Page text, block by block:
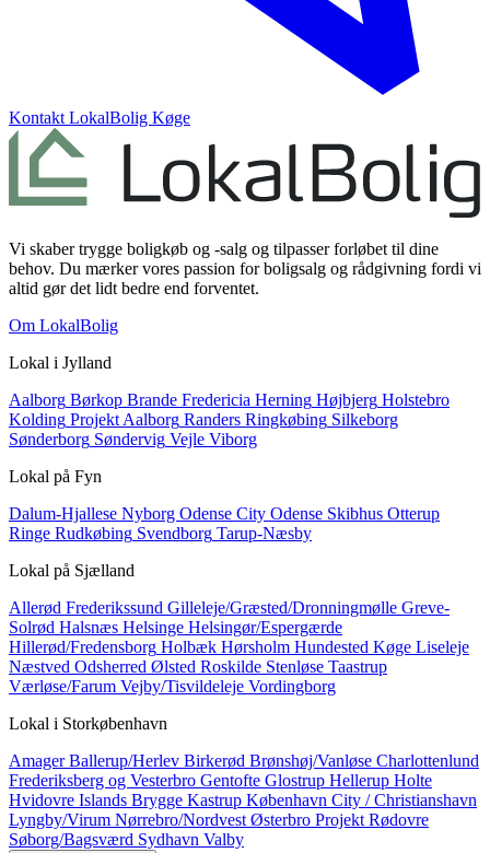
Kontakt LokalBolig Køge
Vi skaber trygge boligkøb og -salg og tilpasser forløbet til dine
behov. Du mærker vores passion for boligsalg og rådgivning fordi vi
altid gør det lidt bedre end forventet.
Om LokalBolig
Lokal i Jylland
Aalborg Børkop Brande Fredericia Herning Højbjerg Holstebro
Kolding Projekt Aalborg Randers Ringkøbing Silkeborg
Sønderborg Søndervig Vejle Viborg
Lokal på Fyn
Dalum-Hjallese Nyborg Odense City Odense Skibhus Otterup
Ringe Rudkøbing Svendborg Tarup-Næsby
Lokal på Sjælland
Allerød Frederikssund Gilleleje/Græsted/Dronningmølle Greve-
Solrød Halsnæs Helsinge Helsingør/Espergærde
Hillerød/Fredensborg Holbæk Hørsholm Hundested Køge Liseleje
Næstved Odsherred Ølsted Roskilde Stenløse Taastrup
Værløse/Farum Vejby/Tisvildeleje Vordingborg
Lokal i Storkøbenhavn
AmagerBallerup/Herlev Birkerød Brønshøj/Vanløse Charlottenlund
Frederiksberg og Vesterbro Gentofte Glostrup Hellerup Holte
Hvidovre Islands Brygge Kastrup København City / Christianshavn
Lyngby/Virum Nørrebro/Nordvest Østerbro Projekt Rødovre
Søborg/Bagsværd Sydhavn Valby